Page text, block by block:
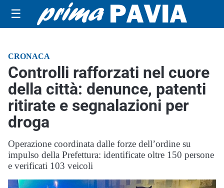
☰
CRONACA
Controlli rafforzati nel cuore
della città: denunce, patenti
ritirate e segnalazioni per
droga
Operazione coordinata dalle forze dell’ordine su
impulso della Prefettura: identificate oltre 150 persone
e verificati 103 veicoli